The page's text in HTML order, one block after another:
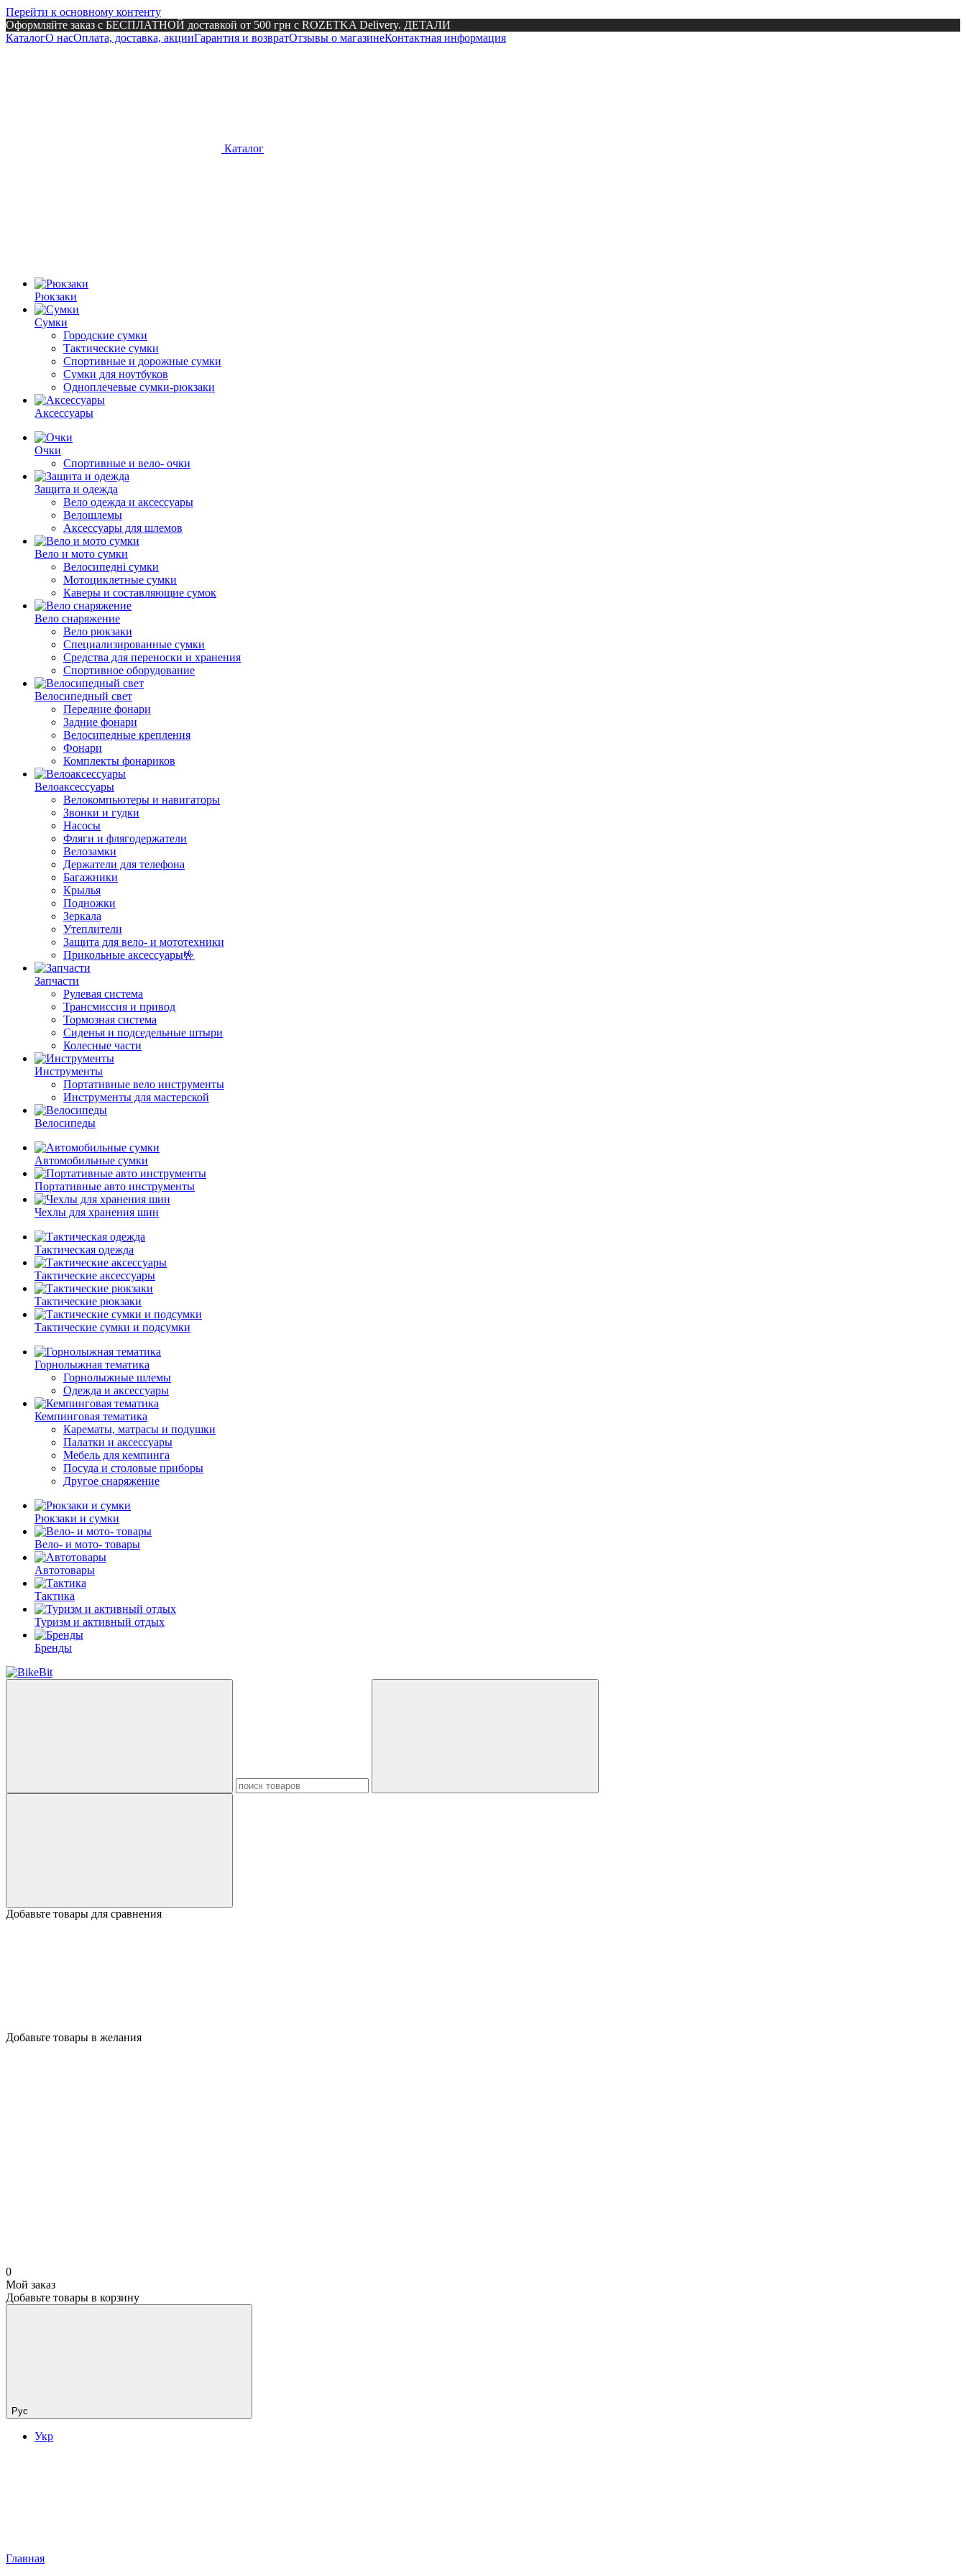
Перейти к основному контенту
Оформляйте заказ с БЕСПЛАТНОЙ доставкой от 500 грн с ROZETKA Delivery. ДЕТАЛИ
КаталогО насОплата, доставка, акцииГарантия и возвратОтзывы о магазинеКонтактная информация
Каталог
Рюкзаки
Сумки
Городские сумки
Тактические сумки
Спортивные и дорожные сумки
Сумки для ноутбуков
Одноплечевые сумки-рюкзаки
Аксессуары
Очки
Спортивные и вело- очки
Защита и одежда
Вело одежда и аксессуары
Велошлемы
Аксессуары для шлемов
Вело и мото сумки
Велосипедні сумки
Мотоциклетные сумки
Каверы и составляющие сумок
Вело снаряжение
Вело рюкзаки
Специализированные сумки
Средства для переноски и хранения
Спортивное оборудование
Велосипедный свет
Передние фонари
Задние фонари
Велосипедные крепления
Фонари
Комплекты фонариков
Велоаксессуары
Велокомпьютеры и навигаторы
Звонки и гудки
Насосы
Фляги и флягодержатели
Велозамки
Держатели для телефона
Багажники
Крылья
Подножки
Зеркала
Утеплители
Защита для вело- и мототехники
Прикольные аксессуары🤟
Запчасти
Рулевая система
Трансмиссия и привод
Тормозная система
Сиденья и подседельные штыри
Колесные части
Инструменты
Портативные вело инструменты
Инструменты для мастерской
Велосипеды
Автомобильные сумки
Портативные авто инструменты
Чехлы для хранения шин
Тактическая одежда
Тактические аксессуары
Тактические рюкзаки
Тактические сумки и подсумки
Горнолыжная тематика
Горнолыжные шлемы
Одежда и аксессуары
Кемпинговая тематика
Карематы, матрасы и подушки
Палатки и аксессуары
Мебель для кемпинга
Посуда и столовые приборы
Другое снаряжение
Рюкзаки и сумки
Вело- и мото- товары
Автотовары
Тактика
Туризм и активный отдых
Бренды
Добавьте товары для сравнения
Добавьте товары в желания
0
Мой заказ
Добавьте товары в корзину
Рус
Укр
Главная